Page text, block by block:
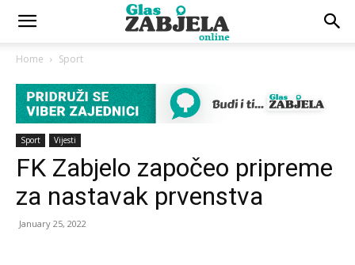
Home Sport
Sport Vijesti
FK Zabjelo započeo pripreme
za nastavak prvenstva
January 25, 2022